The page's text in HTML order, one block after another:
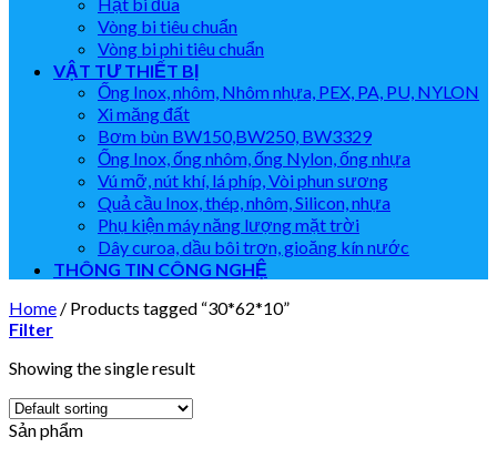
Vòng bi tiêu chuẩn
Vòng bi phi tiêu chuẩn
VẬT TƯ THIẾT BỊ
Ống Inox, nhôm, Nhôm nhựa, PEX, PA, PU, NYLON
Xi măng đất
Bơm bùn BW150,BW250, BW3329
Ống Inox, ống nhôm, ống Nylon, ống nhựa
Vú mỡ, nút khí, lá phíp, Vòi phun sương
Quả cầu Inox, thép, nhôm, Silicon, nhựa
Phụ kiện máy năng lượng mặt trời
Dây curoa, dầu bôi trơn, gioăng kín nước
THÔNG TIN CÔNG NGHỆ
Home / Products tagged “30*62*10”
Filter
Showing the single result
Sản phẩm